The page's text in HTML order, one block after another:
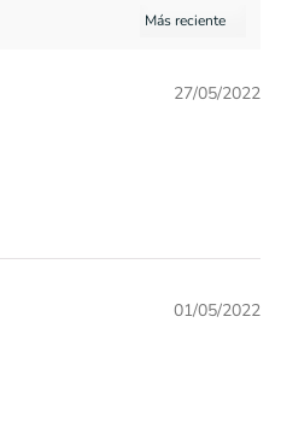
27/05/2022
01/05/2022